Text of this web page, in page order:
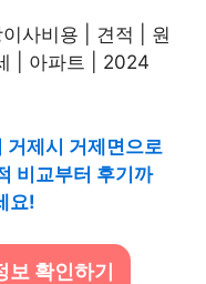
거제시 거제면으로
비교부터 후기까
요!
확인하기